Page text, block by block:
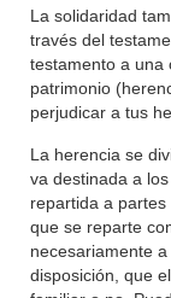
La solidaridad
través del
testamento a una
patrimonio
perjudicar a tus
La herencia se
va destinada a
repartida a partes
que se reparte
necesariamente
disposición, que